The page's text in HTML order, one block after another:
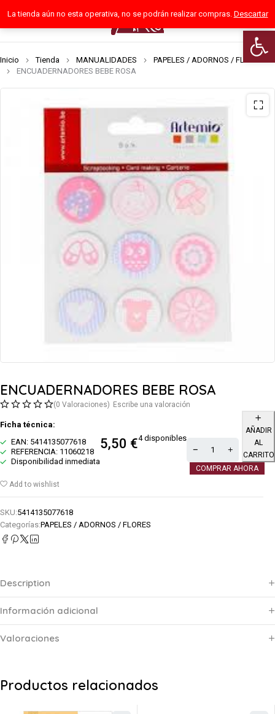
Abrir
La tienda aún no esta operativa, no se podrán realizar compras. Descartar
0
Inicio Tienda MANUALIDADES
PAPELES / ADORNOS / FLORES
ENCUADERNADORES BEBE ROSA
ENCUADERNADORES BEBE ROSA
(0 Valoraciones) Escribe una valoración
Ficha técnica:
EAN: 5414135077618
REFERENCIA: 11060218
Disponibilidad inmediata
5,50 €4 disponibles
AÑADIR
AL
CARRITO
COMPRAR AHORA
Add to wishlist
SKU:5414135077618
Categorías:PAPELES / ADORNOS / FLORES
Description
Información adicional
Valoraciones
Productos relacionados